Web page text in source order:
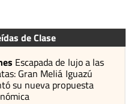
de Clase
Escapada de lujo a las
Gran Meliá Iguazú
su nueva propuesta